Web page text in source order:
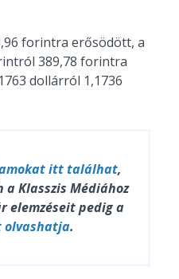
forintra erősödött, a
389,78 forintra
dollárról 1,1736
itt találhat,
Klasszis Médiához
elemzéseit pedig a
.